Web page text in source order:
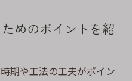
めのポイントを紹
期や工法の工夫がポイン